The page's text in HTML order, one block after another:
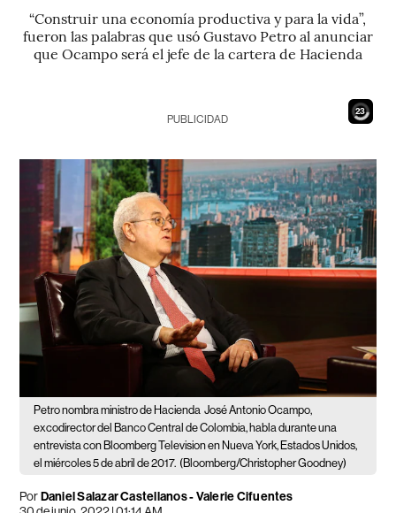
“Construir una economía productiva y para la vida”,
fueron las palabras que usó Gustavo Petro al anunciar
que Ocampo será el jefe de la cartera de Hacienda
21
PUBLICIDAD
Petro nombra ministro de Hacienda José Antonio Ocampo,
excodirector del Banco Central de Colombia, habla durante una
entrevista con Bloomberg Television en Nueva York, Estados Unidos,
el miércoles 5 de abril de 2017. (Bloomberg/Christopher Goodney)
PorDaniel Salazar Castellanos-Valerie Cifuentes